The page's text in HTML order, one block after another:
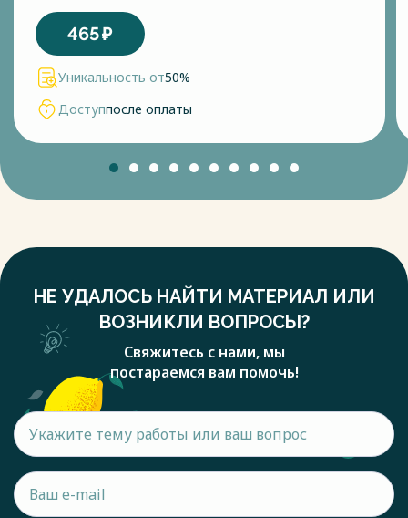
465₽
Уникальность от50%
Доступпосле оплаты
НЕ УДАЛОСЬ НАЙТИ МАТЕРИАЛ ИЛИ
ВОЗНИКЛИ ВОПРОСЫ?
Свяжитесь с нами, мы
постараемся вам помочь!